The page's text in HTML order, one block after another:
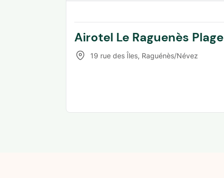
Airotel Le Raguenès Plage
19 rue des Îles, Raguénès/Névez